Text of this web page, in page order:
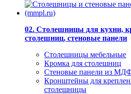
02. Столешницы для кухни,
столешниц, стеновые панели
Столешницы мебельные
Кромка для столешниц
Стеновые панели из
Кронштейны для
столешницы